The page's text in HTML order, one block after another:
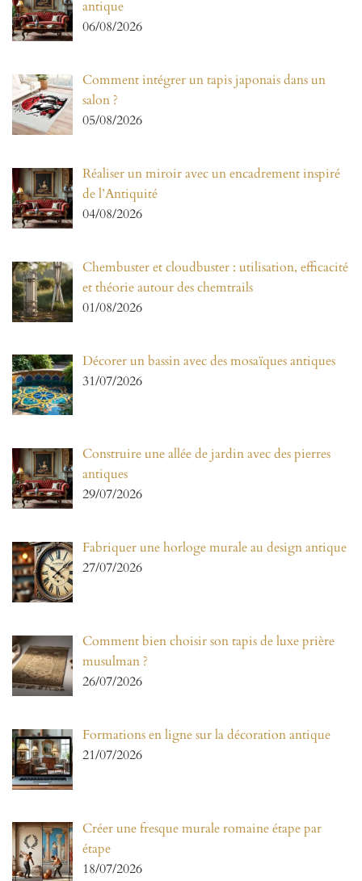
antique
06/08/2026
Comment intégrer un tapis japonais dans un
salon ?
05/08/2026
Réaliser un miroir avec un encadrement inspiré
de l’Antiquité
04/08/2026
Chembuster et cloudbuster : utilisation, efficacité
et théorie autour des chemtrails
01/08/2026
Décorer un bassin avec des mosaïques antiques
31/07/2026
Construire une allée de jardin avec des pierres
antiques
29/07/2026
Fabriquer une horloge murale au design antique
27/07/2026
Comment bien choisir son tapis de luxe prière
musulman ?
26/07/2026
Formations en ligne sur la décoration antique
21/07/2026
Créer une fresque murale romaine étape par
étape
18/07/2026